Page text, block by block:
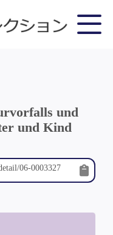
und
und Kind